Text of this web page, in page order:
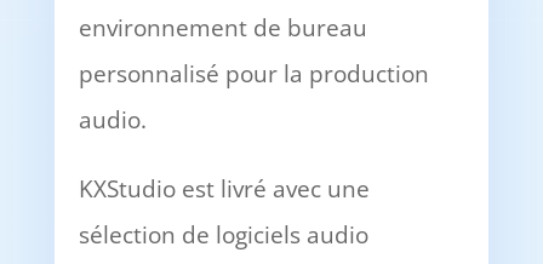
environnement de bureau
personnalisé pour la production
audio.
KXStudio est livré avec une
sélection de logiciels audio